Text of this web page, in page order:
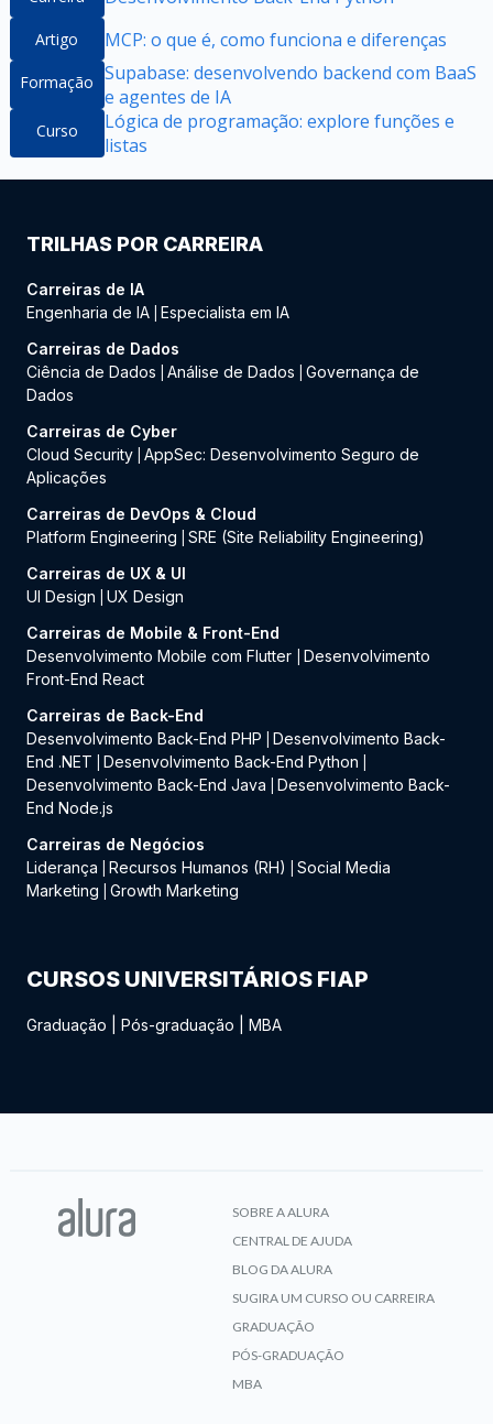
Artigo MCP: o que é, como funciona e diferenças
Formação Supabase: desenvolvendo backend com BaaS
e agentes de IA
Curso
Lógica de programação: explore funções e
listas
TRILHAS POR CARREIRA
Carreiras de IA
Engenharia de IA Especialista em IA
Carreiras de Dados
Ciência de Dados
Análise de Dados
Governança de
Dados
Carreiras de Cyber
Cloud Security AppSec: Desenvolvimento Seguro de
Aplicações
Carreiras de DevOps & Cloud
Platform Engineering
SRE (Site Reliability Engineering)
Carreiras de UX & UI
UI Design
UX Design
Carreiras de Mobile & Front-End
Desenvolvimento Mobile com Flutter
Desenvolvimento
Front-End React
Carreiras de Back-End
Desenvolvimento Back-End PHP
Desenvolvimento Back-
End .NET
Desenvolvimento Back-End Python
Desenvolvimento Back-End Java
Desenvolvimento Back-
End Node.js
Carreiras de Negócios
Liderança
Recursos Humanos (RH)
Social Media
Marketing
Growth Marketing
CURSOS UNIVERSITÁRIOS FIAP
Graduação Pós-graduação MBA
SOBRE A ALURA
CENTRAL DE AJUDA
BLOG DA ALURA
SUGIRA UM CURSO OU CARREIRA
GRADUAÇÃO
PÓS-GRADUAÇÃO
MBA